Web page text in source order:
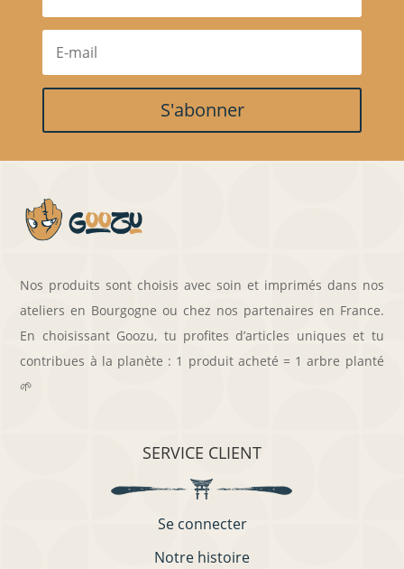
S'abonner
Nos produits sont choisis avec soin et imprimés dans nos
ateliers en Bourgogne ou chez nos partenaires en France.
En choisissant Goozu, tu profites d’articles uniques et tu
contribues à la planète : 1 produit acheté = 1 arbre planté
🌱
SERVICE CLIENT
Se connecter
Notre histoire